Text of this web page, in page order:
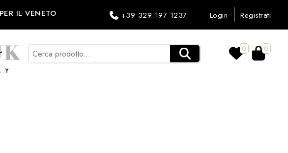
IL VENETO +39 329 197 1237 Login Registrati
0 0